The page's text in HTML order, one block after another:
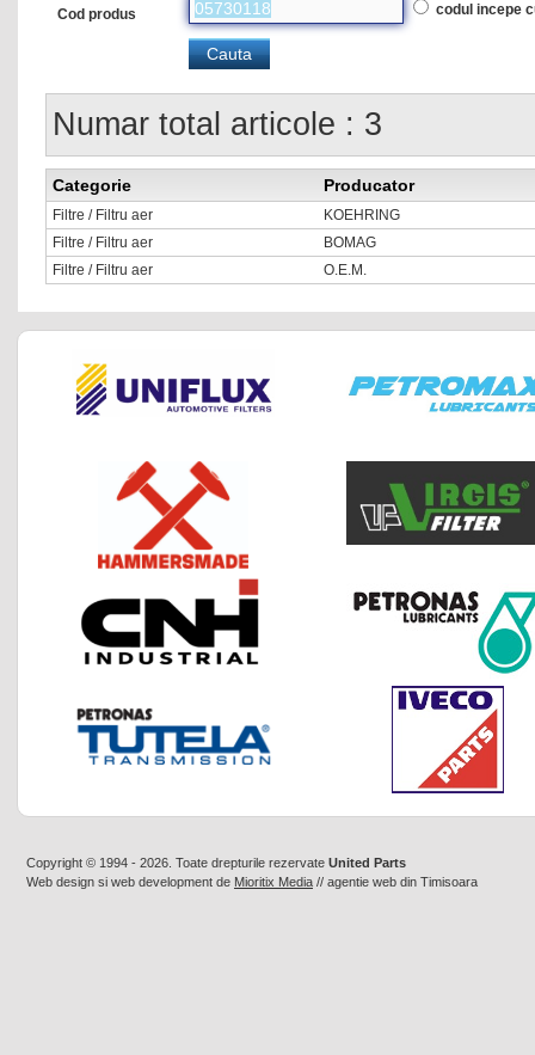
Cod produs codul incepe
Numar total articole : 3
Categorie Producator
Filtre / Filtru aer
KOEHRING
Filtre / Filtru aer
BOMAG
Filtre / Filtru aer
O.E.M.
Copyright © 1994 - 2026. Toate drepturile rezervate United Parts
Web design si web development de Mioritix Media // agentie web din Timisoara